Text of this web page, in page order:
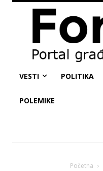
VESTI POLITIKA
POLEMIKE
Početna